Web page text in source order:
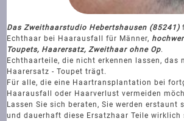
Das Zweithaarstudio Hebertshausen (85241)
Echthaar bei Haarausfall für Männer,
Toupets, Haarersatz, Zweithaar ohne Op.
Echthaarteile, die nicht erkennen lassen, das
Haarersatz - Toupet trägt.
Für alle, die eine Haartransplantation bei
Haarausfall oder Haarverlust vermeiden
Lassen Sie sich beraten, Sie werden erstaunt
und dauerhaft diese Ersatzhaar Teile wirklich